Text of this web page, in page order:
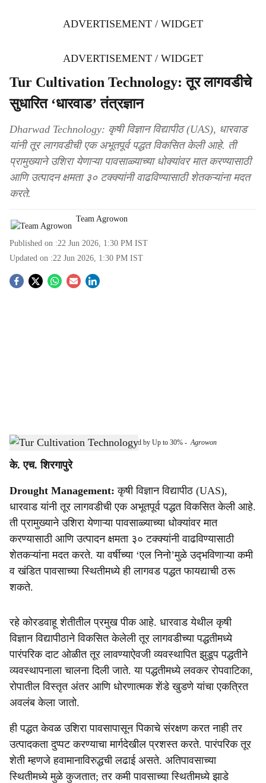
ADVERTISEMENT / WIDGET
ADVERTISEMENT / WIDGET
Tur Cultivation Technology: तूर लागवडीचे
सुधारित ‘धारवाड’ तंत्रज्ञान
Dharwad Technology: कृषी विज्ञान विद्यापीठ (UAS), धारवाड
यांनी तूर लागवडीची एक अभूतपूर्व पद्धत विकसित केली आहे. ती
प्रामुख्याने उशिरा येणाऱ्या पावसाळ्याच्या धोक्यांवर मात करण्यासाठी
आणि उत्पादन क्षमता ३० टक्क्यांनी वाढविण्यासाठी शेतकऱ्यांना मदत
करते.
Team Agrowon
Published on :22 Jun 2026, 1:30 PM IST
Updated on :22 Jun 2026, 1:30 PM IST
S
r
e
Dharwad Technology Boosts Pigeon Pea Yield by Up to 30% -Agrowon
के. एच. शिरगापुरे
Drought Management: कृषी विज्ञान विद्यापीठ (UAS),
धारवाड यांनी तूर लागवडीची एक अभूतपूर्व पद्धत विकसित केली आहे.
ती प्रामुख्याने उशिरा येणाऱ्या पावसाळ्याच्या धोक्यांवर मात
करण्यासाठी आणि उत्पादन क्षमता ३० टक्क्यांनी वाढविण्यासाठी
शेतकऱ्यांना मदत करते. या वर्षीच्या ‘एल निनो’मुळे उद्‍भविणाऱ्या कमी
व खंडित पावसाच्या स्थितीमध्ये ही लागवड पद्धत फायद्याची ठरू
शकते.
रहे कोरडवाहू शेतीतील प्रमुख पीक आहे. धारवाड येथील कृषी
विज्ञान विद्यापीठाने विकसित केलेली तूर लागवडीच्या पद्धतीमध्ये
पारंपरिक दाट ओळीत तूर लावण्याऐवजी व्यवस्थापित झुडूप पद्धतीने
व्यवस्थापनाला चालना दिली जाते. या पद्धतीमध्ये लवकर रोपवाटिका,
रोपातील विस्तृत अंतर आणि धोरणात्मक शेंडे खुडणे यांचा एकत्रित
अवलंब केला जातो.
ही पद्धत केवळ उशिरा पावसापासून पिकाचे संरक्षण करत नाही तर
उत्पादकता दुप्पट करण्याचा मार्गदेखील प्रशस्त करते. पारंपरिक तूर
शेती म्हणजे हवामानाविरुद्धची लढाई असते. अतिपावसाच्या
स्थितीमध्ये मुळे कुजतात; तर कमी पावसाच्या स्थितीमध्ये झाडे